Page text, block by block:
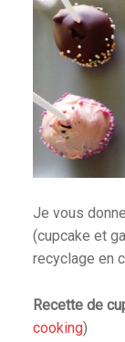
Je vous
(cupcake et
recyclage en
Recette de
cooking)